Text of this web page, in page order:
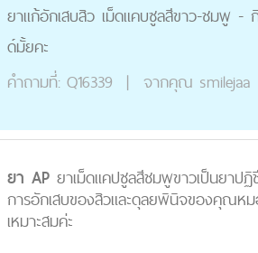
ยาแก้อักเสบสิว เม็ดแคบซูลสีขาว-ชมพู -
ด์มั้ยคะ
คำถามที่: Q16339 | จากคุณ smilejaa
ยา APยาเม็ดแคปซูลสีชมพูขาวเป็นยาป
การอักเสบของสิวและดุลยพินิจของคุณห
เหมาะสมค่ะ